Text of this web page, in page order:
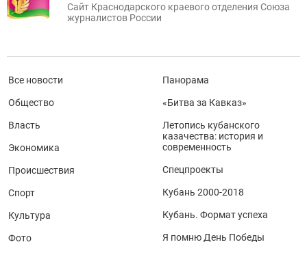
Сайт Краснодарского краевого отделения Союза
журналистов России
Все новости
Общество
Власть
Экономика
Происшествия
Спорт
Культура
Фото
Панорама
«Битва за Кавказ»
Летопись кубанского
казачества: история и
современность
Спецпроекты
Кубань 2000-2018
Кубань. Формат успеха
Я помню День Победы